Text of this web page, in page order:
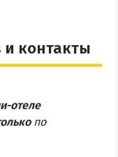
контакты
отеле
по